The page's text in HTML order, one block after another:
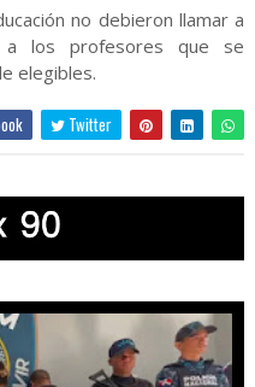
no debieron llamar a
a los profesores que se
elegibles.
Twitter